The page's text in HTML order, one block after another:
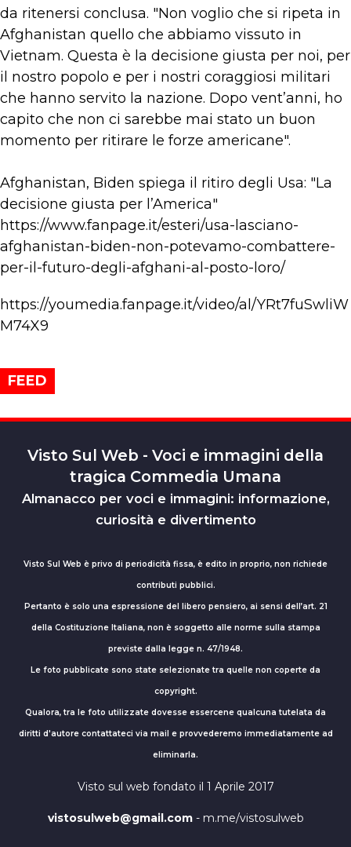
da ritenersi conclusa. "Non voglio che si ripeta in
Afghanistan quello che abbiamo vissuto in
Vietnam. Questa è la decisione giusta per noi, per
il nostro popolo e per i nostri coraggiosi militari
che hanno servito la nazione. Dopo vent’anni, ho
capito che non ci sarebbe mai stato un buon
momento per ritirare le forze americane".
Afghanistan, Biden spiega il ritiro degli Usa: "La
decisione giusta per l’America"
https://www.fanpage.it/esteri/usa-lasciano-
afghanistan-biden-non-potevamo-combattere-
per-il-futuro-degli-afghani-al-posto-loro/
https://youmedia.fanpage.it/video/al/YRt7fuSwliW
M74X9
FEED
Visto Sul Web - Voci e immagini della
tragica Commedia Umana
Almanacco per voci e immagini: informazione,
curiosità e divertimento
Visto Sul Web è privo di periodicità fissa, è edito in proprio, non richiede
contributi pubblici.
Pertanto è solo una espressione del libero pensiero, ai sensi dell’art. 21
della Costituzione Italiana, non è soggetto alle norme sulla stampa
previste dalla legge n. 47/1948.
Le foto pubblicate sono state selezionate tra quelle non coperte da
copyright.
Qualora, tra le foto utilizzate dovesse essercene qualcuna tutelata da
diritti d'autore contattateci via mail e provvederemo immediatamente ad
eliminarla.
Visto sul web fondato il 1 Aprile 2017
vistosulweb@gmail.com- m.me/vistosulweb